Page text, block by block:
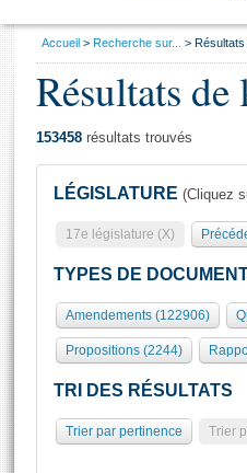
Présidence
577 députés
Groupes politiques
Séance publique
Commissions et autres
Europe et International
Pétitions
Général
Rôle et pouvoirs de
Organisation de
Présidence Conférence des
Statistiques et chiffres
Visiter l'Assemblée
Visite virtuelle du
Assister à une séance
Vous
Accueil Recherche sur...
Résultats de
153458 résultats trouvés
LÉGISLATURE (Cliquez
17e législature (X)
TYPES DE
Amendements (122906)
Propositions (2244)
TRI DES RÉSULTATS
Trier par pertinence Trier